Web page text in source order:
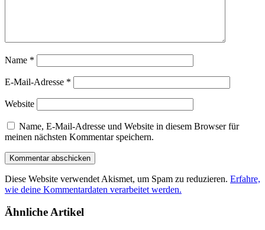
Name *
E-Mail-Adresse *
Website
Name, E-Mail-Adresse und Website in diesem Browser für
meinen nächsten Kommentar speichern.
Diese Website verwendet Akismet, um Spam zu reduzieren. Erfahre,
wie deine Kommentardaten verarbeitet werden.
Ähnliche Artikel